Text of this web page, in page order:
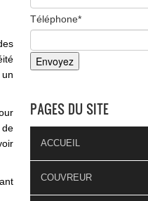
de
Téléphone*
PAGES DU SITE
ACCUEIL
COUVREUR